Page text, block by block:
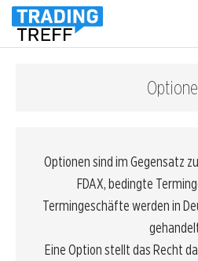
Optionen sind im Gegensatz
FDAX, bedingte
Termingeschäfte werden in
Eine Option stellt das Recht